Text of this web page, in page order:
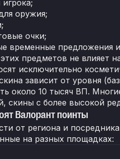
оружия;
очки;
временные предложения
предметов не влияет
исключительно
зависит от уровня
около 10 тысяч ВП.
скины с более высокой
Валорант поинты
от региона и
на разных площадках: